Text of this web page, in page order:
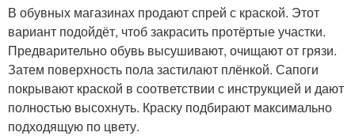
В обувных магазинах продают спрей с краской. Этот
вариант подойдёт, чтоб закрасить протёртые участки.
Предварительно обувь высушивают, очищают от грязи.
Затем поверхность пола застилают плёнкой. Сапоги
покрывают краской в соответствии с инструкцией и дают
полностью высохнуть. Краску подбирают максимально
подходящую по цвету.